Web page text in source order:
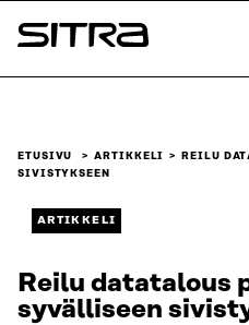
Siirry
suoraan
Sitra
ETUSIVU ARTIKKELI
REILU
SIVISTYKSEEN
ARTIKKELI
Reilu datatalous
syvälliseen